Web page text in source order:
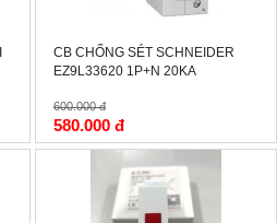
CB CHỐNG SÉT SCHNEIDER
EZ9L33620 1P+N 20KA
600.000 đ
580.000 đ